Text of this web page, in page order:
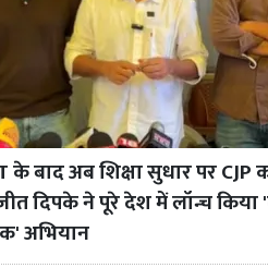
के बाद अब शिक्षा सुधार पर
दिपके ने पूरे देश में लॉन्च किया
अभियान